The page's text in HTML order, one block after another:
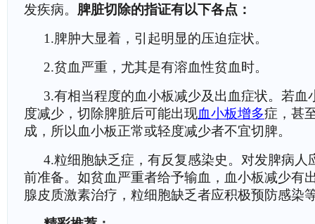
发疾病。 脾脏切除的指证有以下各点：
1.脾肿大显着，引起明显的压迫症状。
2.贫血严重，尤其是有溶血性贫血时。
3.有相当程度的血小板减少及出血症状。若血
度减少，切除脾脏后可能出现血小板增多症，甚
成，所以血小板正常或轻度减少者不宜切脾。
4.粒细胞缺乏症，有反复感染史。对发脾病人
前准备。如贫血严重者给予输血，血小板减少有
腺皮质激素治疗，粒细胞缺乏者应积极预防感染